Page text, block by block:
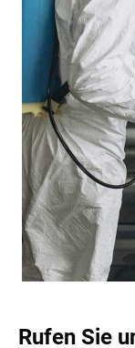
Rufen Sie